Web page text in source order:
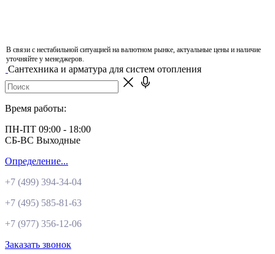
В связи с нестабильной ситуацией на валютном рынке, актуальные цены и наличие
уточняйте у менеджеров.
Сантехника и арматура для систем отопления
Время работы:
ПН-ПТ 09:00 - 18:00
СБ-ВС Выходные
Определение...
+7 (499) 394-34-04
+7 (495) 585-81-63
+7 (977) 356-12-06
Заказать звонок